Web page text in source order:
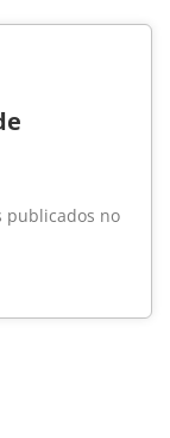
publicados no